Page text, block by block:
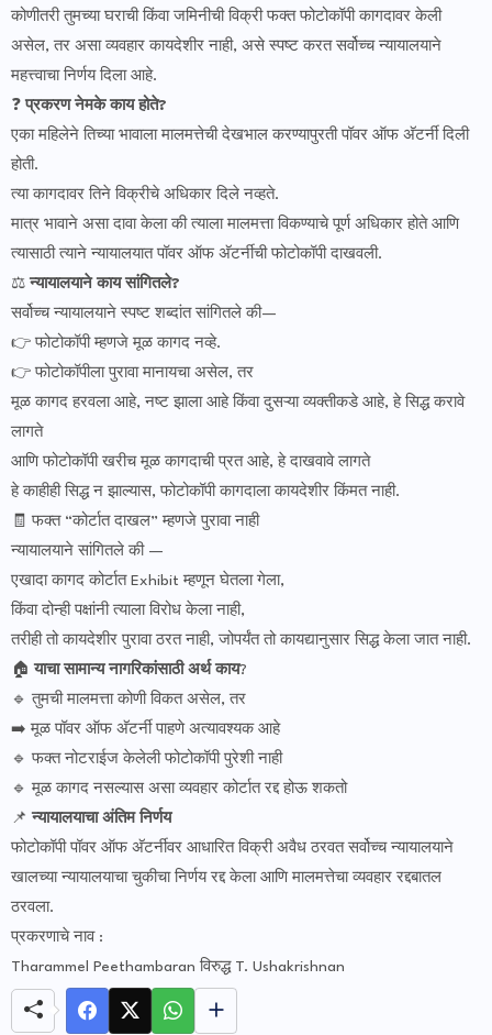
कोणीतरी तुमच्या घराची किंवा जमिनीची विक्री फक्त फोटोकॉपी कागदावर केली
असेल, तर असा व्यवहार कायदेशीर नाही, असे स्पष्ट करत सर्वोच्च न्यायालयाने
महत्त्वाचा निर्णय दिला आहे.
❓प्रकरण नेमके काय होते?
एका महिलेने तिच्या भावाला मालमत्तेची देखभाल करण्यापुरती पॉवर ऑफ अ‍ॅटर्नी दिली
होती.
त्या कागदावर तिने विक्रीचे अधिकार दिले नव्हते.
मात्र भावाने असा दावा केला की त्याला मालमत्ता विकण्याचे पूर्ण अधिकार होते आणि
त्यासाठी त्याने न्यायालयात पॉवर ऑफ अ‍ॅटर्नीची फोटोकॉपी दाखवली.
⚖️न्यायालयाने काय सांगितले?
सर्वोच्च न्यायालयाने स्पष्ट शब्दांत सांगितले की—
👉 फोटोकॉपी म्हणजे मूळ कागद नव्हे.
👉 फोटोकॉपीला पुरावा मानायचा असेल, तर
मूळ कागद हरवला आहे, नष्ट झाला आहे किंवा दुसऱ्या व्यक्तीकडे आहे, हे सिद्ध करावे
लागते
आणि फोटोकॉपी खरीच मूळ कागदाची प्रत आहे, हे दाखवावे लागते
हे काहीही सिद्ध न झाल्यास, फोटोकॉपी कागदाला कायदेशीर किंमत नाही.
🧾 फक्त “कोर्टात दाखल” म्हणजे पुरावा नाही
न्यायालयाने सांगितले की —
एखादा कागद कोर्टात Exhibit म्हणून घेतला गेला,
किंवा दोन्ही पक्षांनी त्याला विरोध केला नाही,
तरीही तो कायदेशीर पुरावा ठरत नाही, जोपर्यंत तो कायद्यानुसार सिद्ध केला जात नाही.
🏠याचा सामान्य नागरिकांसाठी अर्थ काय?
🔹 तुमची मालमत्ता कोणी विकत असेल, तर
➡️ मूळ पॉवर ऑफ अ‍ॅटर्नी पाहणे अत्यावश्यक आहे
🔹 फक्त नोटराईज केलेली फोटोकॉपी पुरेशी नाही
🔹 मूळ कागद नसल्यास असा व्यवहार कोर्टात रद्द होऊ शकतो
📌न्यायालयाचा अंतिम निर्णय
फोटोकॉपी पॉवर ऑफ अ‍ॅटर्नीवर आधारित विक्री अवैध ठरवत सर्वोच्च न्यायालयाने
खालच्या न्यायालयाचा चुकीचा निर्णय रद्द केला आणि मालमत्तेचा व्यवहार रद्दबातल
ठरवला.
प्रकरणाचे नाव :
Tharammel Peethambaran विरुद्ध T. Ushakrishnan